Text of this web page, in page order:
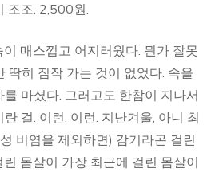
조조. 2,500원.
매스껍고 어지러웠다. 뭔가 잘못
딱히 짐작 가는 것이 없었다. 속을
마셨다. 그러고도 한참이 지나서
걸. 이런, 이런. 지난겨울, 아니 최
비염을 제외하면) 감기라곤 걸린
몸살이 가장 최근에 걸린 몸살이